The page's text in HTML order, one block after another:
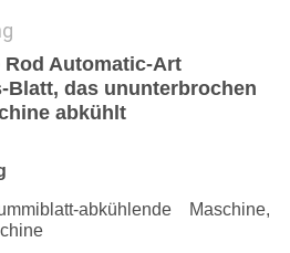
Rod Automatic-Art
Blatt, das ununterbrochen
abkühlt
abkühlende Maschine,